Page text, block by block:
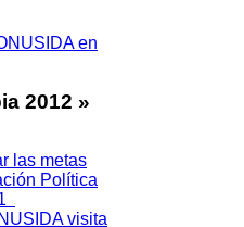
en
2012 »
las metas
Política
visita